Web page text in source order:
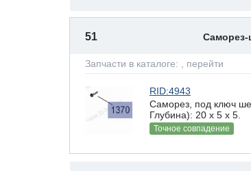
51 Саморез-
Запчасти в каталоге: , перейти
RID:4943
Саморез, под ключ
Глубина): 20 x 5 х 5.
Точное совпадение